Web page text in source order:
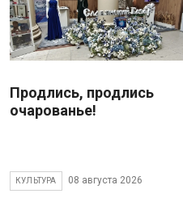
Продлись, продлись
очарованье!
КУЛЬТУРА 08 августа 2026